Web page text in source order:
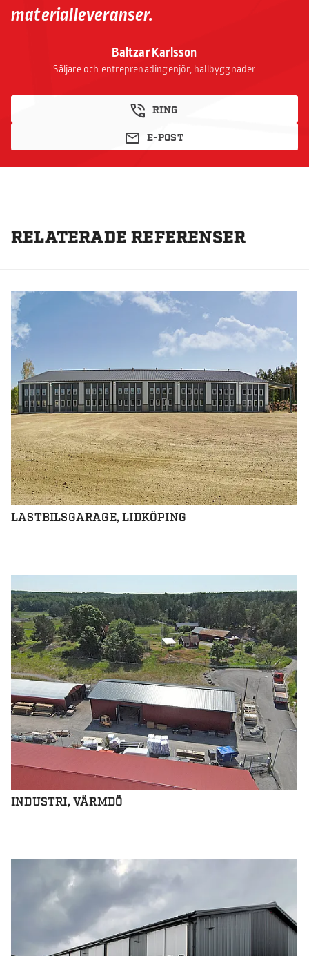
Baltzar Karlsson
Säljare och entreprenadingenjör, hallbyggnader
RING
E-POST
materialleveranser.
RELATERADE REFERENSER
LASTBILSGARAGE, LIDKÖPING
INDUSTRI, VÄRMDÖ